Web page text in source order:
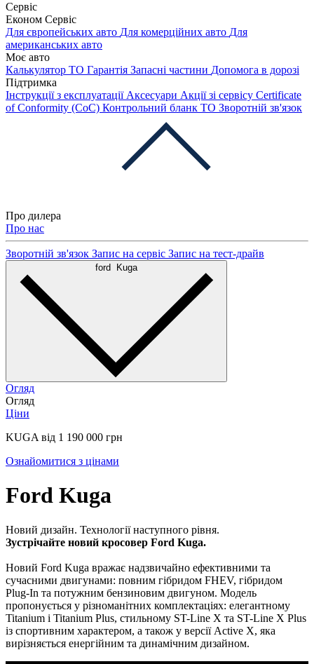
Сервіс
Економ Сервіс
Для європейських авто Для комерційних авто Для
американських авто
Моє авто
Калькулятор ТО Гарантія Запасні частини Допомога в дорозі
Підтримка
Інструкції з експлуатації Аксесуари Акції зі сервісу Certificate
of Conformity (CoC) Контрольний бланк ТО Зворотній зв'язок
Про дилера
Про нас
Зворотній зв'язок Запис на сервіс Запис на тест-драйв
ford Kuga
Огляд
Огляд
Ціни
KUGA від 1 190 000 грн
Ознайомитися з цінами
Ford Kuga
Новий дизайн. Технології наступного рівня.
Зустрічайте новий кросовер Ford Kuga.
Новий Ford Kuga вражає надзвичайно ефективними та
сучасними двигунами: повним гібридом FHEV, гібридом
Plug-In та потужним бензиновим двигуном. Модель
пропонується у різноманітних комплектаціях: елегантному
Titanium і Titanium Plus, стильному ST-Line X та ST-Line X Plus
із спортивним характером, а також у версії Active X, яка
вирізняється енергійним та динамічним дизайном.